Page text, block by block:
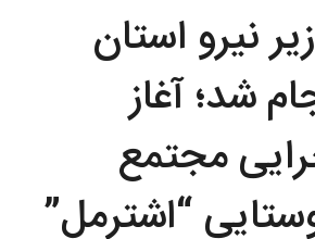
نیرو استان
شد؛ آغاز
مجتمع
“اشترمل”